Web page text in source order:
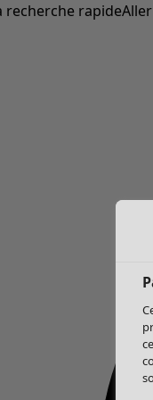
recherche rapide